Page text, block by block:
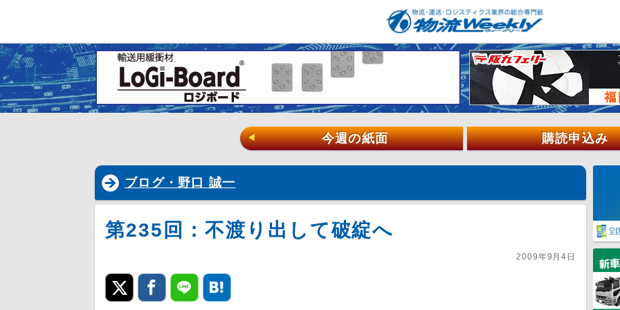
◀ 今週の紙面 購読申込み
ブログ・野口 誠一
第235回：不渡り出して破綻へ
2009年9月4日